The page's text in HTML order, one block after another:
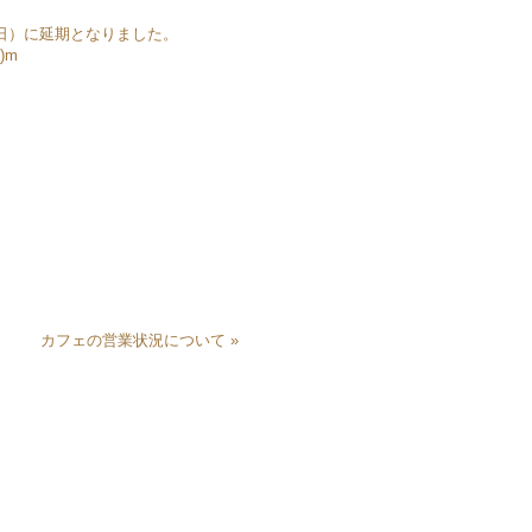
に延期となりました。
カフェの営業状況について »